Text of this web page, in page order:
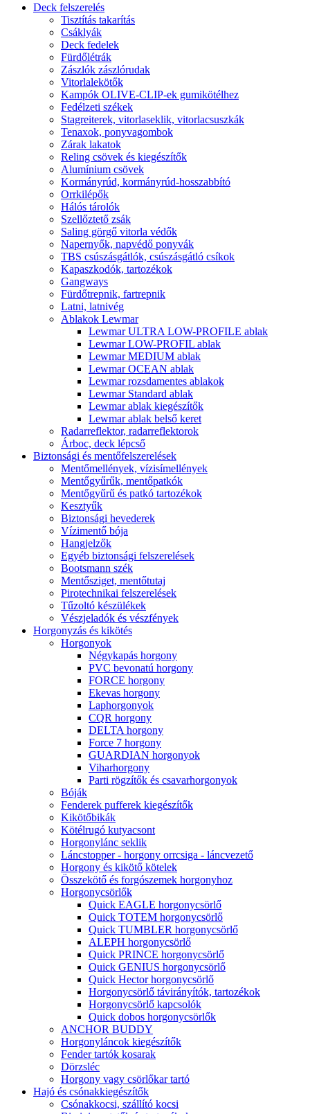
Deck felszerelés
Tisztítás takarítás
Csáklyák
Deck fedelek
Fürdőlétrák
Zászlók zászlórudak
Vitorlalekötők
Kampók OLIVE-CLIP-ek gumikötélhez
Fedélzeti székek
Stagreiterek, vitorlaseklik, vitorlacsuszkák
Tenaxok, ponyvagombok
Zárak lakatok
Reling csövek és kiegészítők
Alumínium csövek
Kormányrúd, kormányrúd-hosszabbító
Orrkilépők
Hálós tárolók
Szellőztető zsák
Saling görgő vitorla védők
Napernyők, napvédő ponyvák
TBS csúszásgátlók, csúszásgátló csíkok
Kapaszkodók, tartozékok
Gangways
Fürdőtrepnik, fartrepnik
Latni, latnivég
Ablakok Lewmar
Lewmar ULTRA LOW-PROFILE ablak
Lewmar LOW-PROFIL ablak
Lewmar MEDIUM ablak
Lewmar OCEAN ablak
Lewmar rozsdamentes ablakok
Lewmar Standard ablak
Lewmar ablak kiegészítők
Lewmar ablak belső keret
Radarreflektor, radarreflektorok
Árboc, deck lépcső
Biztonsági és mentőfelszerelések
Mentőmellények, vízisímellények
Mentőgyűrűk, mentőpatkók
Mentőgyűrű és patkó tartozékok
Kesztyűk
Biztonsági hevederek
Vízimentő bója
Hangjelzők
Egyéb biztonsági felszerelések
Bootsmann szék
Mentősziget, mentőtutaj
Pirotechnikai felszerelések
Tűzoltó készülékek
Vészjeladók és vészfények
Horgonyzás és kikötés
Horgonyok
Négykapás horgony
PVC bevonatú horgony
FORCE horgony
Ekevas horgony
Laphorgonyok
CQR horgony
DELTA horgony
Force 7 horgony
GUARDIAN horgonyok
Viharhorgony
Parti rögzítők és csavarhorgonyok
Bóják
Fenderek pufferek kiegészítők
Kikötőbikák
Kötélrugó kutyacsont
Horgonylánc seklik
Láncstopper - horgony orrcsiga - láncvezető
Horgony és kikötő kötelek
Összekötő és forgószemek horgonyhoz
Horgonycsörlők
Quick EAGLE horgonycsörlő
Quick TOTEM horgonycsörlő
Quick TUMBLER horgonycsörlő
ALEPH horgonycsörlő
Quick PRINCE horgonycsörlő
Quick GENIUS horgonycsörlő
Quick Hector horgonycsörlő
Horgonycsörlő távirányítók, tartozékok
Horgonycsörlő kapcsolók
Quick dobos horgonycsörlők
ANCHOR BUDDY
Horgonyláncok kiegészítők
Fender tartók kosarak
Dörzsléc
Horgony vagy csörlőkar tartó
Hajó és csónakkiegészítők
Csónakkocsi, szállító kocsi